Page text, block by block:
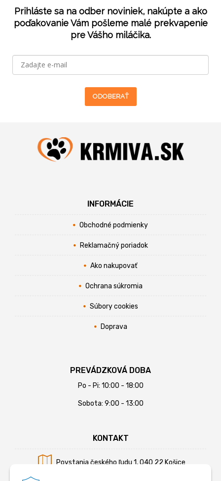
Prihláste sa na odber noviniek, nakúpte a ako
poďakovanie Vám pošleme malé prekvapenie
pre Vášho miláčika.
ODOBERAŤ
INFORMÁCIE
Obchodné podmienky
Reklamačný poriadok
Ako nakupovať
Ochrana súkromia
Súbory cookies
Doprava
PREVÁDZKOVÁ DOBA
Po - Pi: 10:00 - 18:00
Sobota: 9:00 - 13:00
KONTAKT
Povstania českého ľudu 1, 040 22 Košice